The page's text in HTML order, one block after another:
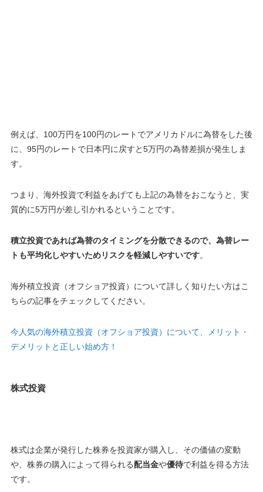
例えば、100万円を100円のレートでアメリカドルに為替をした後
に、95円のレートで日本円に戻すと5万円の為替差損が発生しま
す。
つまり、海外投資で利益をあげても上記の為替をおこなうと、実
質的に5万円が差し引かれるということです。
積立投資であれば為替のタイミングを分散できるので、為替レー
トも平均化しやすいためリスクを軽減しやすいです。
海外積立投資（オフショア投資）について詳しく知りたい方はこ
ちらの記事をチェックしてください。
今人気の海外積立投資（オフショア投資）について、メリット・
デメリットと正しい始め方！
株式投資
株式は企業が発行した株券を投資家が購入し、その価値の変動
や、株券の購入によって得られる配当金や優待で利益を得る方法
です。